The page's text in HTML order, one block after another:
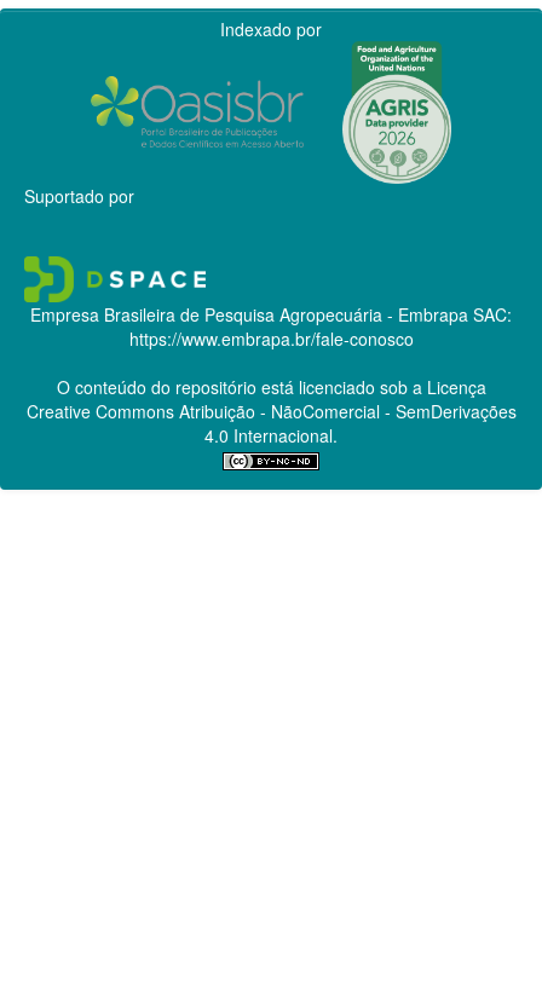
Indexado por
Suportado por
Empresa Brasileira de Pesquisa Agropecuária - Embrapa SAC:
https://www.embrapa.br/fale-conosco
O conteúdo do repositório está licenciado sob a Licença
Creative CommonsAtribuição - NãoComercial - SemDerivações
4.0 Internacional.